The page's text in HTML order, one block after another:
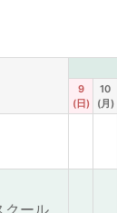
9
(日)
10
(月)